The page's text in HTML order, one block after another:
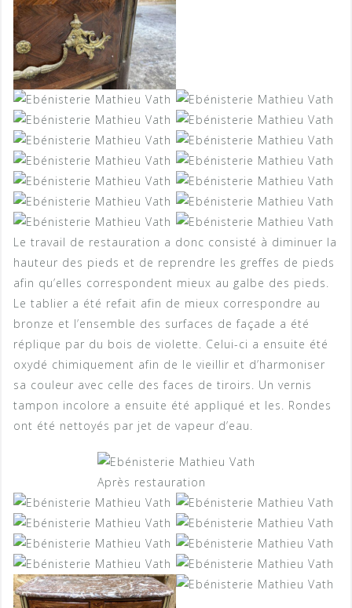
Le travail de restauration a donc consisté à diminuer la
hauteur des pieds et de reprendre les greffes de pieds
afin qu’elles correspondent mieux au galbe des pieds.
Le tablier a été refait afin de mieux correspondre au
bronze et l’ensemble des surfaces de façade a été
réplique par du bois de violette. Celui-ci a ensuite été
oxydé chimiquement afin de le vieillir et d’harmoniser
sa couleur avec celle des faces de tiroirs. Un vernis
tampon incolore a ensuite été appliqué et les. Rondes
ont été nettoyés par jet de vapeur d’eau.
Après restauration